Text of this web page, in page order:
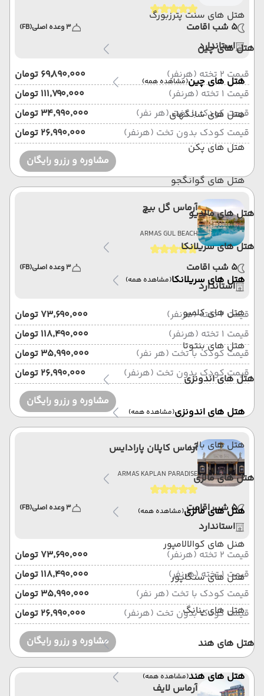
هتل های سنت پترزبورگ
هتل های چین
هتل های چین(مشاهده همه)
هتل های شانگهای
هتل های پکن
هتل های گوانگجو
هتل های مالدیو
هتل های سریلانکا
هتل های سریلانکا(مشاهده همه)
هتل های کلمبو
هتل های بنتوتا
هتل های اندونزی
هتل های اندونزی(مشاهده همه)
هتل های بالی
هتل های مالزی
هتل های مالزی(مشاهده همه)
هنل های کوالالامپور
هتل های سنگاپور
هتل های پنانگ
هتل های هند
هتل های هند(مشاهده همه)
5 شب اقامت 3 وعده اصلی (FB)
استاندارد
قیمت 2 تخته (هرنفر)
۶۹٬۸۹۰٬۰۰۰ تومان
قیمت 1 تخته (هرنفر)
۱۱۱٬۷۹۰٬۰۰۰ تومان
قیمت کودک با تخت (هر نفر)
۳۴٬۹۹۰٬۰۰۰ تومان
قیمت کودک بدون تخت (هرنفر)
۲۶٬۹۹۰٬۰۰۰ تومان
مشاوره و رزرو رایگان
آرماس گل بیچ
ARMAS GUL BEACH
5 شب اقامت 3 وعده اصلی (FB)
استاندارد
قیمت 2 تخته (هرنفر)
۷۳٬۶۹۰٬۰۰۰ تومان
قیمت 1 تخته (هرنفر)
۱۱۸٬۴۹۰٬۰۰۰ تومان
قیمت کودک با تخت (هر نفر)
۳۵٬۹۹۰٬۰۰۰ تومان
قیمت کودک بدون تخت (هرنفر)
۲۶٬۹۹۰٬۰۰۰ تومان
مشاوره و رزرو رایگان
آرماس کاپلان پارادایس
ARMAS KAPLAN PARADISE
5 شب اقامت 3 وعده اصلی (FB)
استاندارد
قیمت 2 تخته (هرنفر)
۷۳٬۶۹۰٬۰۰۰ تومان
قیمت 1 تخته (هرنفر)
۱۱۸٬۴۹۰٬۰۰۰ تومان
قیمت کودک با تخت (هر نفر)
۳۵٬۹۹۰٬۰۰۰ تومان
قیمت کودک بدون تخت (هرنفر)
۲۶٬۹۹۰٬۰۰۰ تومان
مشاوره و رزرو رایگان
آرماس لایف